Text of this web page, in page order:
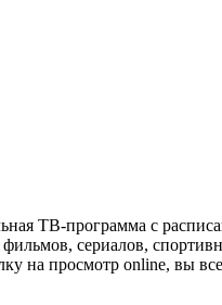
ТВ-программа с
сериалов,
просмотр online, вы